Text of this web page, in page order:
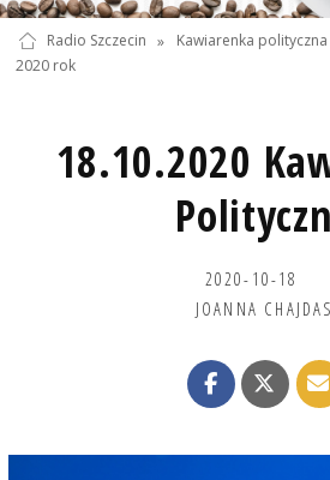
Radio Szczecin » Kawiarenka polityczna
2020 rok
18.10.2020
2020-10-18
JOANNA CHAJDAS